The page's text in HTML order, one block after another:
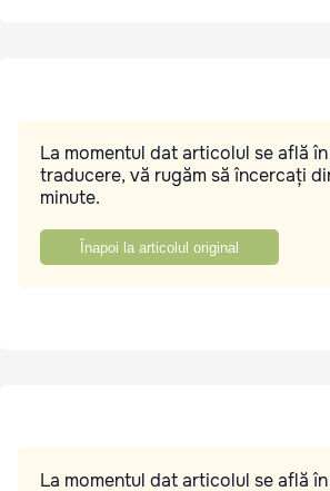
La momentul dat articolul se află
traducere, vă rugăm să încercați
minute.
Înapoi la articolul original
La momentul dat articolul se află